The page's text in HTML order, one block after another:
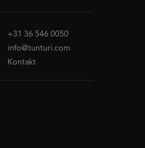
+31 36 546 0050
info@tunturi.com
Kontakt